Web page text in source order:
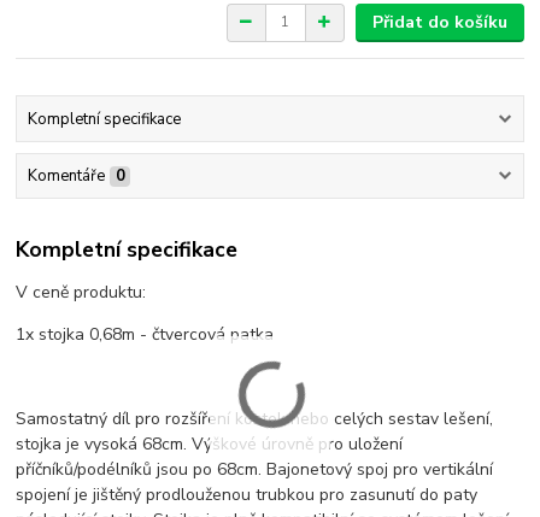
Přidat do košíku
Kompletní specifikace
Komentáře 0
Kompletní specifikace
V ceně produktu:
1x stojka 0,68m - čtvercová patka
Samostatný díl pro rozšíření kostek nebo celých sestav lešení,
stojka je vysoká 68cm. Výškové úrovně pro uložení
příčníků/podélníků jsou po 68cm. Bajonetový spoj pro vertikální
spojení je jištěný prodlouženou trubkou pro zasunutí do paty